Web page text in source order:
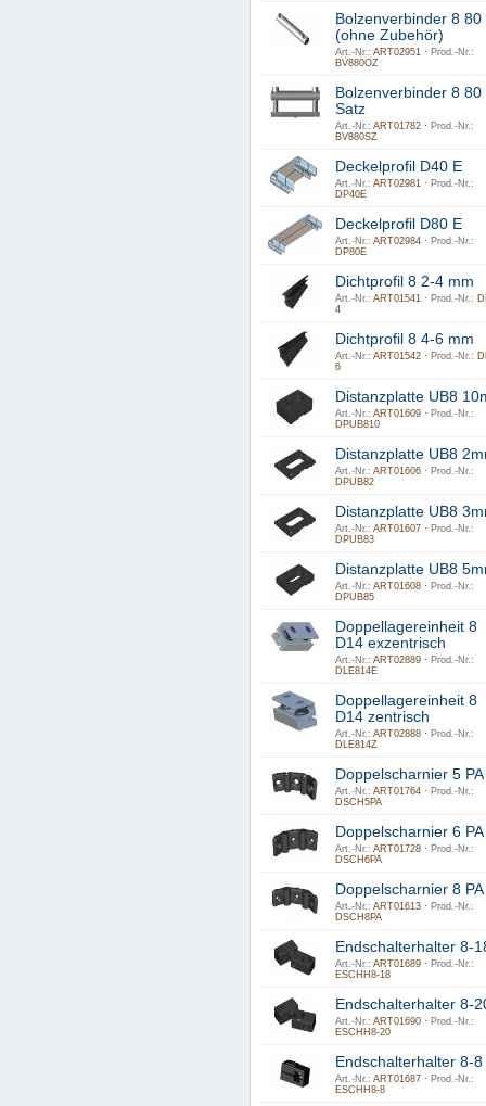
Bolzenverbinder 8 80
(ohne Zubehör)
Art.-Nr.: ART02951 · Prod.-Nr.:
BV880OZ
Bolzenverbinder 8 80
Satz
Art.-Nr.: ART01782 · Prod.-Nr.:
BV880SZ
Deckelprofil D40 E
Art.-Nr.: ART02981 · Prod.-Nr.:
DP40E
Deckelprofil D80 E
Art.-Nr.: ART02984 · Prod.-Nr.:
DP80E
Dichtprofil 8 2-4 mm
Art.-Nr.: ART01541 · Prod.-Nr.:
4
Dichtprofil 8 4-6 mm
Art.-Nr.: ART01542 · Prod.-Nr.:
6
Distanzplatte UB8
Art.-Nr.: ART01609 · Prod.-Nr.:
DPUB810
Distanzplatte UB8
Art.-Nr.: ART01606 · Prod.-Nr.:
DPUB82
Distanzplatte UB8
Art.-Nr.: ART01607 · Prod.-Nr.:
DPUB83
Distanzplatte UB8
Art.-Nr.: ART01608 · Prod.-Nr.:
DPUB85
Doppellagereinheit 8
D14 exzentrisch
Art.-Nr.: ART02889 · Prod.-Nr.:
DLE814E
Doppellagereinheit 8
D14 zentrisch
Art.-Nr.: ART02888 · Prod.-Nr.:
DLE814Z
Doppelscharnier 5 PA
Art.-Nr.: ART01764 · Prod.-Nr.:
DSCH5PA
Doppelscharnier 6 PA
Art.-Nr.: ART01728 · Prod.-Nr.:
DSCH6PA
Doppelscharnier 8 PA
Art.-Nr.: ART01613 · Prod.-Nr.:
DSCH8PA
Endschalterhalter 8-
Art.-Nr.: ART01689 · Prod.-Nr.:
ESCHH8-18
Endschalterhalter 8-
Art.-Nr.: ART01690 · Prod.-Nr.:
ESCHH8-20
Endschalterhalter 8-8
Art.-Nr.: ART01687 · Prod.-Nr.:
ESCHH8-8